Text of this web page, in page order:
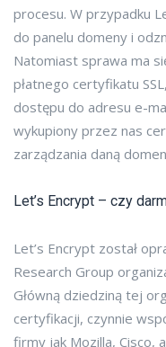
procesu. W przypadku
do panelu domeny i
Natomiast sprawa ma
płatnego certyfikatu
dostępu do adresu e-
wykupiony przez nas
zarządzania daną
Let’s Encrypt – czy
Let’s Encrypt został
Research Group
Główną dziedziną tej
certyfikacji, czynnie
firmy jak Mozilla, Cisco,